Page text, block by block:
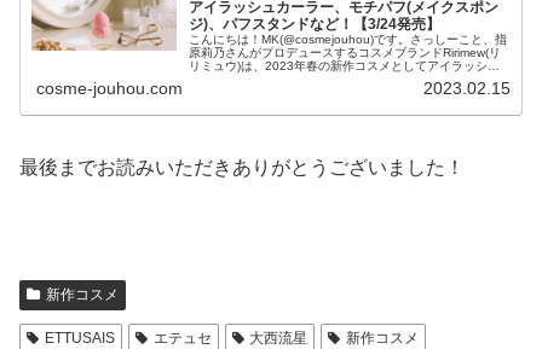
アイラッシュカーラー、モチパフ(メイクスポン
ジ)、パフスタンドなど！【3/24発売】
こんにちは！MK(@cosmejouhou)です。さっしーこと、指
原莉乃さんがプロデュースするコスメブランドRirimew(リ
リミュウ)は、2023年春の新作コスメとしてアイラッシュ
cosme-jouhou.com 2023.02.15
最後までお読みいただきありがとうございました！
新作コスメ
ETTUSAIS エテュセ 大西流星 新作コスメ